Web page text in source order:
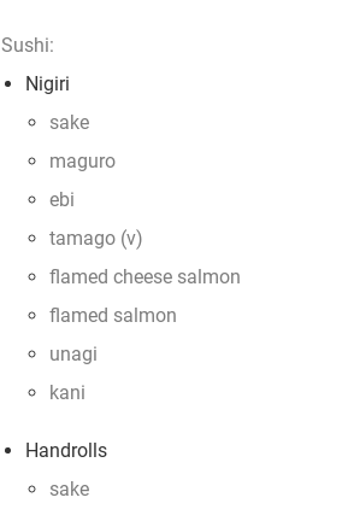
Sushi:
Nigiri
sake
maguro
ebi
tamago (v)
flamed cheese salmon
flamed salmon
unagi
kani
Handrolls
sake